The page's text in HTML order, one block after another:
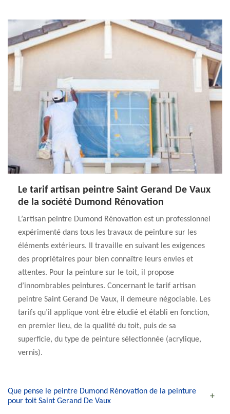
Le tarif artisan peintre Saint Gerand De Vaux
de la société Dumond Rénovation
L’artisan peintre Dumond Rénovation est un professionnel
expérimenté dans tous les travaux de peinture sur les
éléments extérieurs. Il travaille en suivant les exigences
des propriétaires pour bien connaître leurs envies et
attentes. Pour la peinture sur le toit, il propose
d’innombrables peintures. Concernant le tarif artisan
peintre Saint Gerand De Vaux, il demeure négociable. Les
tarifs qu’il applique vont être étudié et établi en fonction,
en premier lieu, de la qualité du toit, puis de sa
superficie, du type de peinture sélectionnée (acrylique,
vernis).
Que pense le peintre Dumond Rénovation de la peinture
pour toit Saint Gerand De Vaux